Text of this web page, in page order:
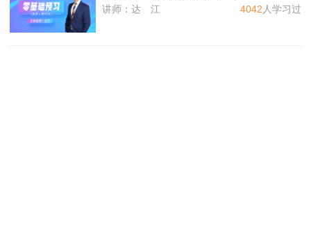
讲师： 达 江 4042人学习过